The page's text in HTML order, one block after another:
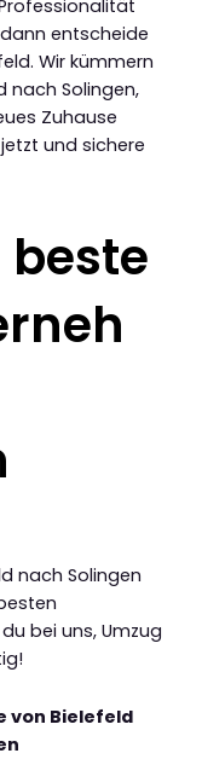
entscheide
Wir kümmern
nach Solingen,
Zuhause
jetzt und sichere
nach Solingen
bei uns, Umzug
von Bielefeld